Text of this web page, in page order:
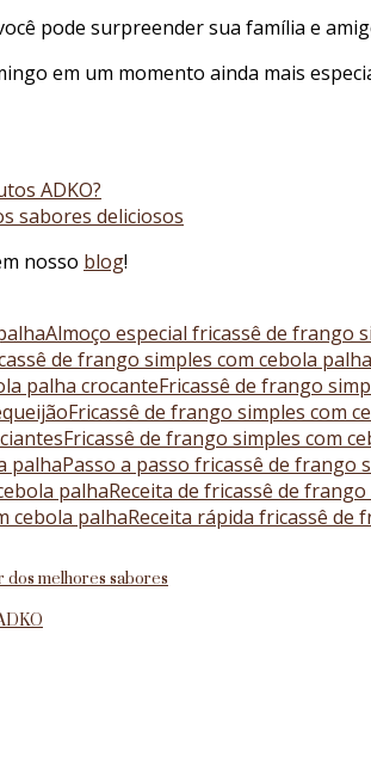
pode surpreender sua família e
em um momento ainda mais
ADKO?
sabores deliciosos
nosso blog!
Almoço especial fricassê de frango
de frango simples com cebola palha
palha crocanteFricassê de frango
Fricassê de frango simples com
Fricassê de frango simples com
palhaPasso a passo fricassê de frango
palhaReceita de fricassê de
cebola palhaReceita rápida fricassê de
melhores sabores